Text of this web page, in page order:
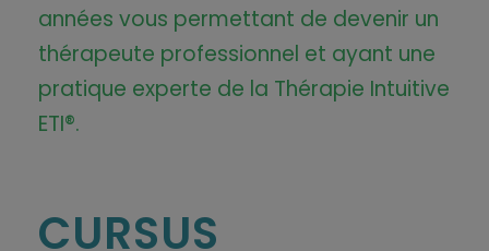
années vous permettant de devenir un
thérapeute professionnel et ayant une
pratique experte de la Thérapie Intuitive
ETI®.
CURSUS